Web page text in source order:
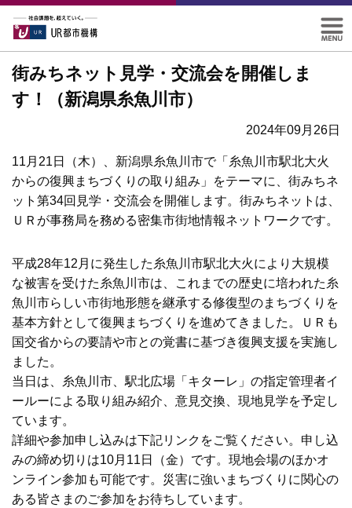
街みちネット見学・交流会を開催しま
す！（新潟県糸魚川市）
2024年09月26日
11月21日（木）、新潟県糸魚川市で「糸魚川市駅北大火
からの復興まちづくりの取り組み」をテーマに、街みちネ
ット第34回見学・交流会を開催します。街みちネットは、
ＵＲが事務局を務める密集市街地情報ネットワークです。
平成28年12月に発生した糸魚川市駅北大火により大規模
な被害を受けた糸魚川市は、これまでの歴史に培われた糸
魚川市らしい市街地形態を継承する修復型のまちづくりを
基本方針として復興まちづくりを進めてきました。ＵＲも
国交省からの要請や市との覚書に基づき復興支援を実施し
ました。
当日は、糸魚川市、駅北広場「キターレ」の指定管理者イ
ールーによる取り組み紹介、意見交換、現地見学を予定し
ています。
詳細や参加申し込みは下記リンクをご覧ください。申し込
みの締め切りは10月11日（金）です。現地会場のほかオ
ンライン参加も可能です。災害に強いまちづくりに関心の
ある皆さまのご参加をお待ちしています。